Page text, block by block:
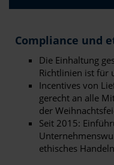
Compliance und
Die Einhaltung
Richtlinien ist für
Incentives von
gerecht an alle
der
Seit 2015:
ethisches